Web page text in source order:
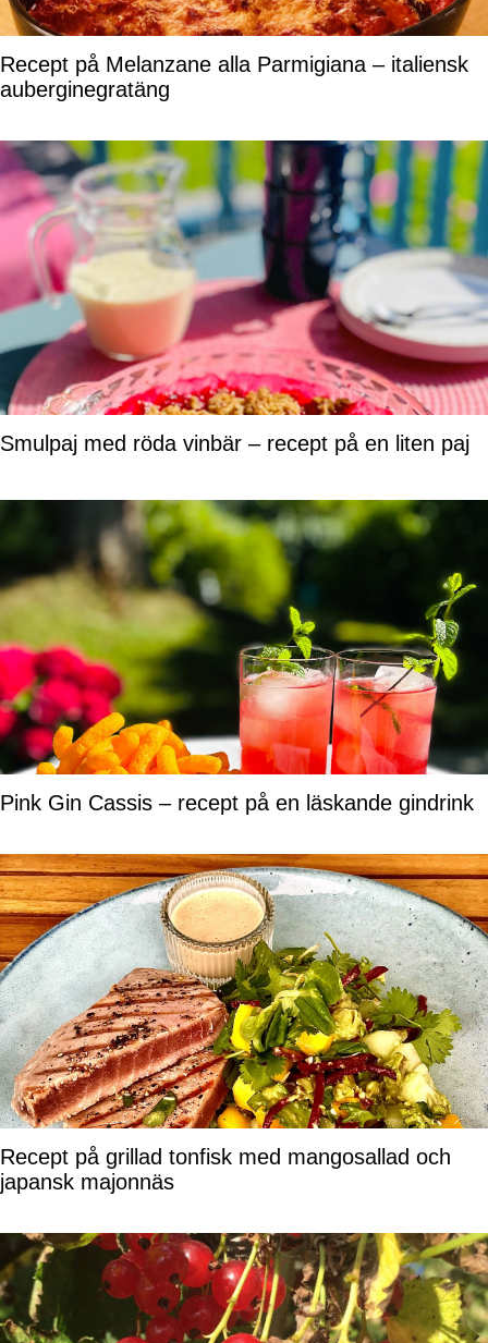
Recept på Melanzane alla Parmigiana – italiensk
auberginegratäng
Smulpaj med röda vinbär – recept på en liten paj
Pink Gin Cassis – recept på en läskande gindrink
Recept på grillad tonfisk med mangosallad och
japansk majonnäs